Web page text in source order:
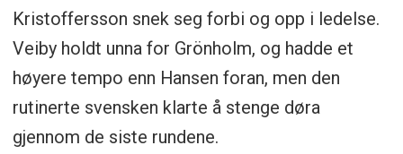
Kristoffersson snek seg forbi og opp i ledelse.
Veiby holdt unna for Grönholm, og hadde et
høyere tempo enn Hansen foran, men den
rutinerte svensken klarte å stenge døra
gjennom de siste rundene.